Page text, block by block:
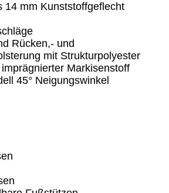
14 mm Kunststoffgeflecht
Rücken,- und
mit Strukturpolyester
Markisenstoff
45° Neigungswinkel